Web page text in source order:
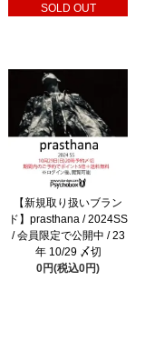
SOLD OUT
【新規取り扱いブラン
ド】prasthana / 2024SS
/ 会員限定で公開中 / 23
年 10/29 〆切
0円(税込0円)